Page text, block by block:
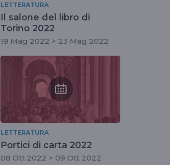
LETTERATURA
Il salone del libro di
Torino 2022
19 Mag 2022 > 23 Mag 2022
LETTERATURA
Portici di carta 2022
08 Ott 2022 > 09 Ott 2022